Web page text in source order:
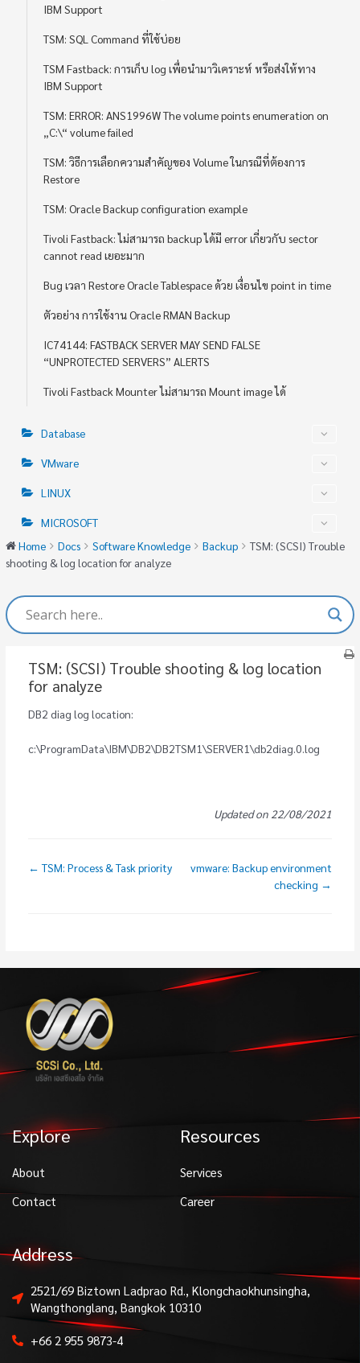
IBM Support
TSM: SQL Command ที่ใช้บ่อย
TSM Fastback: การเก็บ log เพื่อนำมาวิเคราะห์ หรือส่งให้ทาง
IBM Support
TSM: ERROR: ANS1996W The volume points enumeration on
„C:\“ volume failed
TSM: วิธีการเลือกความสำคัญของ Volume ในกรณีที่ต้องการ
Restore
TSM: Oracle Backup configuration example
Tivoli Fastback: ไม่สามารถ backup ได้มี error เกี่ยวกับ sector
cannot read เยอะมาก
Bug เวลา Restore Oracle Tablespace ด้วย เงื่อนไข point in time
ตัวอย่าง การใช้งาน Oracle RMAN Backup
IC74144: FASTBACK SERVER MAY SEND FALSE
“UNPROTECTED SERVERS” ALERTS
Tivoli Fastback Mounter ไม่สามารถ Mount image ได้
Database
VMware
LINUX
MICROSOFT
Home
Docs Software Knowledge Backup
TSM: (SCSI) Trouble
shooting & log location for analyze
TSM: (SCSI) Trouble shooting & log location
for analyze
DB2 diag log location:
c:\ProgramData\IBM\DB2\DB2TSM1\SERVER1\db2diag.0.log
Updated on 22/08/2021
← TSM: Process & Task priority
vmware: Backup environment
checking →
Explore
About
Contact
Resources
Services
Career
Address
2521/69 Biztown Ladprao Rd., Klongchaokhunsingha,
Wangthonglang, Bangkok 10310
+66 2 955 9873-4